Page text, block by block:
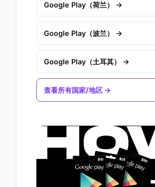
Google Play（荷兰） →
Google Play（波兰） →
Google Play（土耳其） →
查看所有国家/地区 →